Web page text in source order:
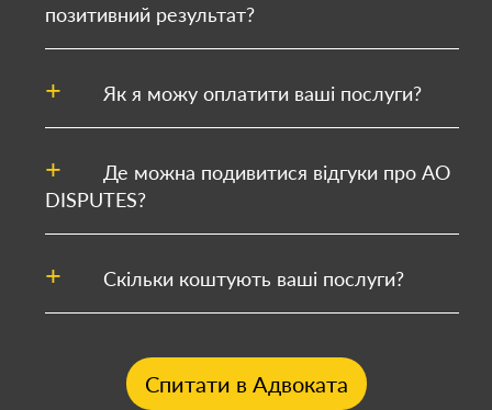
позитивний результат?
Як я можу оплатити ваші послуги?
Де можна подивитися відгуки про АО
DISPUTES?
Скільки коштують ваші послуги?
Спитати в Адвоката